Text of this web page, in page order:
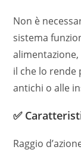
Non è
sistema
il che lo
antichi o alle
✅
Raggio